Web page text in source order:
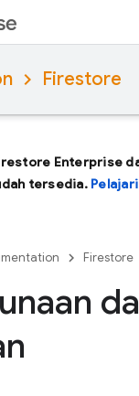
Firestore
Enterprise
tersedia.
Firestore